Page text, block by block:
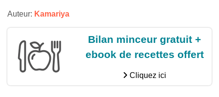
Auteur: Kamariya
Bilan minceur gratuit +
ebook de recettes offert
Cliquez ici